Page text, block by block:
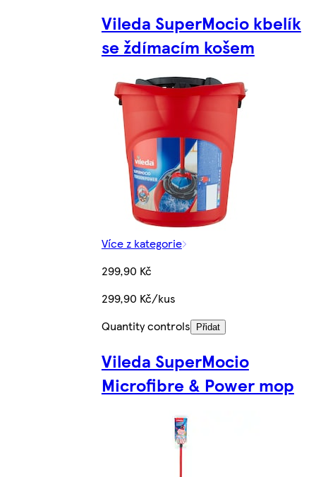
Vileda SuperMocio kbelík
se ždímacím košem
Více z kategorie
299,90 Kč
299,90 Kč/kus
Quantity controls
Přidat
Vileda SuperMocio
Microfibre & Power mop